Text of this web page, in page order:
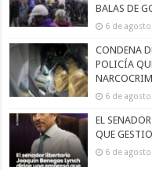
BALAS DE
6 de
CONDENA
POLICÍA
6 de
EL
QUE
6 de